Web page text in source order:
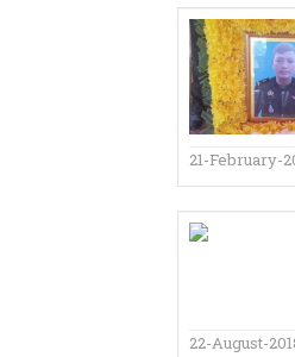
21-February-
22-August-